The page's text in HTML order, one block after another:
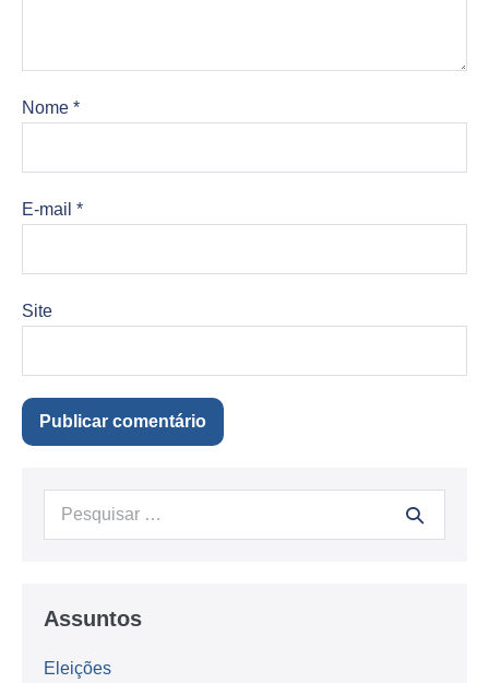
Nome *
E-mail *
Site
Procurar:
Assuntos
Eleições